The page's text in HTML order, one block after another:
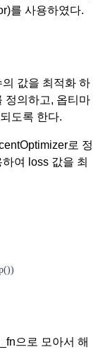
를 사용하였다.
값을 최적화 하
정의하고, 옵티마
도록 한다.
로 정
여 loss 값을 최
으로 모아서 해